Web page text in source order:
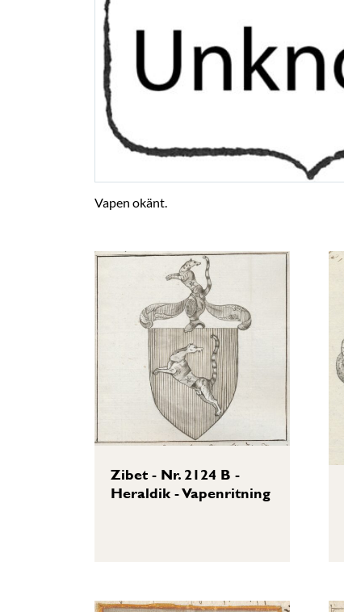
Vapen okänt.
Zibet - Nr. 2124 B -
Heraldik - Vapenritning